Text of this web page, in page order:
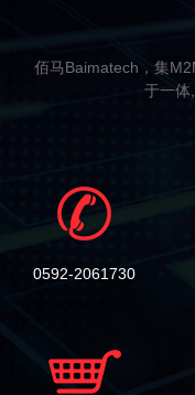
佰马Baimatech，集
于一体
0592-2061730